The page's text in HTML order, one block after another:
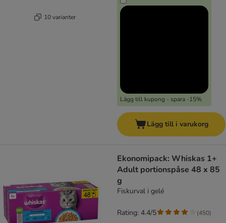
10 varianter
Lägg till kupong - spara -15%
Lägg till i varukorg
Ekonomipack: Whiskas 1+
Adult portionspåse 48 x 85
g
Fiskurval i gelé
Rating: 4.4/5 (450)